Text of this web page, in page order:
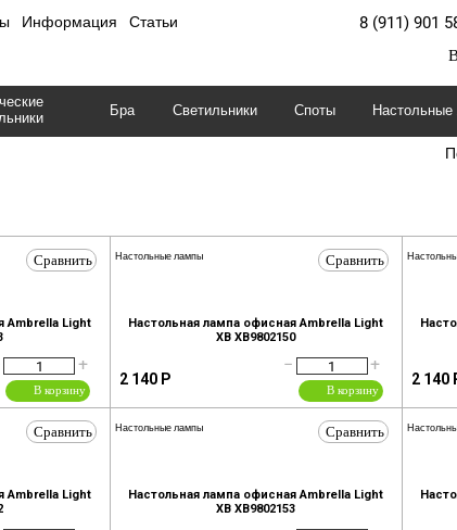
Информация Статьи 8 (911) 901
Бра Светильники Споты
Сравнить
Ambrella Light
+
В корзину
Сравнить
Настольные лампы
Настольная лампа офисная Ambrella Light
XB XB9802150
2 140 Р
+
−
В корзину
2 140
Сравнить
Ambrella Light
Сравнить
Настольные лампы
Настольная лампа офисная Ambrella Light
XB XB9802153